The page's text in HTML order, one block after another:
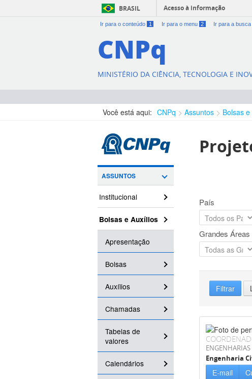
BRASIL Acesso à informação
Ir para o conteúdo 1 Ir para o menu 2 Ir para a busca
CNPq
MINISTÉRIO DA CIÊNCIA, TECNOLOGIA E
Você está aqui: CNPq Assuntos Bolsas
ASSUNTOS
Institucional
Bolsas e Auxílios
Apresentação
Bolsas
Auxílios
Chamadas
Tabelas de
valores
Calendários
País
Grandes Áreas
Filtrar
ENGENHARIAS
Engenharia
E-mail